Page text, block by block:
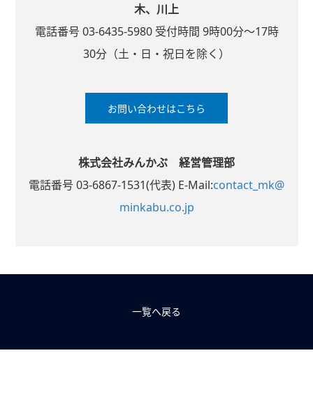
木、川上
電話番号 03-6435-5980 受付時間 9時00分～17時
30分（土・日・祝日を除く）
お問い合わせはこちら
株式会社みんかぶ 経営管理部
電話番号 03-6867-1531(代表) E-Mail:contact_mk@
minkabu.co.jp
一覧へ戻る